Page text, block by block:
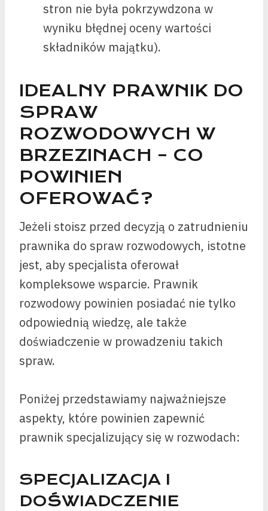
stron nie była pokrzywdzona w
wyniku błędnej oceny wartości
składników majątku).
IDEALNY PRAWNIK DO
SPRAW
ROZWODOWYCH W
BRZEZINACH – CO
POWINIEN
OFEROWAĆ?
Jeżeli stoisz przed decyzją o zatrudnieniu
prawnika do spraw rozwodowych, istotne
jest, aby specjalista oferował
kompleksowe wsparcie. Prawnik
rozwodowy powinien posiadać nie tylko
odpowiednią wiedzę, ale także
doświadczenie w prowadzeniu takich
spraw.
Poniżej przedstawiamy najważniejsze
aspekty, które powinien zapewnić
prawnik specjalizujący się w rozwodach:
SPECJALIZACJA I
DOŚWIADCZENIE